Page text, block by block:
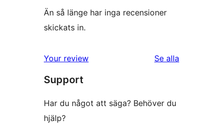
Än så länge har inga recensioner
skickats in.
Your review
Se alla
Support
Har du något att säga? Behöver du
hjälp?